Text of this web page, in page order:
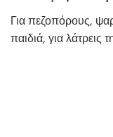
Για πεζοπόρους,
παιδιά, για